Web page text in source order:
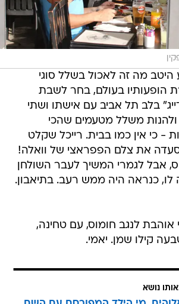
שיודע היטב מה זה לאכול בשלל סוגי
הופעותיו בעולם, בחר לשבת
בלב תל אביב עם אישתו ושתי
ולהנות משלל מטעמים שהכי
- כי אין כמו בבית. רייכל שקלט
את צלם הפפראצי של וואלה!
אבל לגמרי המשיך לעבר השולחן
כנראה היה ממש רעב. בתיאבון.
אוהבת לנגב חומוס, עם טחינה,
קילו שמן. יאמי.
נושא